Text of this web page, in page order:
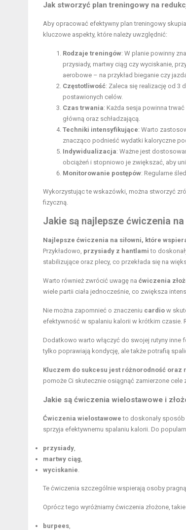
Jak stworzyć plan treningowy na
Aby opracować efektywny plan treningowy
kluczowe aspekty, które należy uwzględnić:
Rodzaje treningów: W planie powinny
przysiady, martwy ciąg czy wyciskanie,
aerobowe – na przykład bieganie czy
Częstotliwość: Zaleca się realizację od 3
postawionych celów.
Czas trwania: Każda sesja powinna
główną oraz schładzającą.
Techniki intensyfikujące: Warto
znacząco podnieść wydatki kaloryczne
Indywidualizacja: Ważne jest
obciążeń i stopniowo je zwiększać, aby
Monitorowanie postępów: Regularne
Wykorzystując te wskazówki, można stworzyć
fizyczną.
Jakie są najlepsze ćwiczenia
Najlepsze ćwiczenia na siłowni, które
Przykładowo, przysiady z hantlami to
stabilizujące oraz plecy, co przekłada się na
Warto również zwrócić uwagę na ćwiczenia
wiele partii ciała jednocześnie, co zwiększa
Nie można zapomnieć o znaczeniu cardio w
efektywność w spalaniu kalorii w krótkim czasie.
Dodatkowo warto włączyć do swojej rutyny inne
tylko poprawiają kondycję, ale także potrafią
Kluczem do sukcesu jest różnorodność oraz
pomoże Ci skutecznie osiągnąć zamierzone cele
Jakie są ćwiczenia wielostawowe i
Ćwiczenia wielostawowe to doskonały sposób
sprzyja efektywnemu spalaniu kalorii. Do
przysiady,
martwy ciąg,
wyciskanie.
Te ćwiczenia szczególnie wspierają osoby
Oprócz tego wyróżniamy ćwiczenia złożone,
burpees,